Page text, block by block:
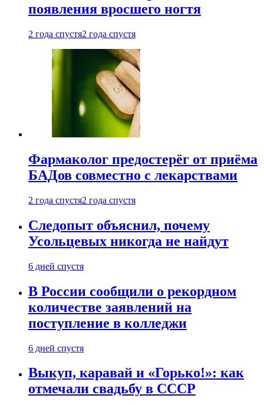
появления вросшего ногтя
2 года спустя2 года спустя
Фармаколог предостерёг от приёма
БАДов совместно с лекарствами
2 года спустя2 года спустя
Следопыт объяснил, почему
Усольцевых никогда не найдут
6 дней спустя
В России сообщили о рекордном
количестве заявлений на
поступление в колледжи
6 дней спустя
Выкуп, каравай и «Горько!»: как
отмечали свадьбу в СССР